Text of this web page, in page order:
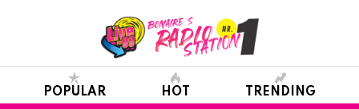
POPULAR HOT TRENDING